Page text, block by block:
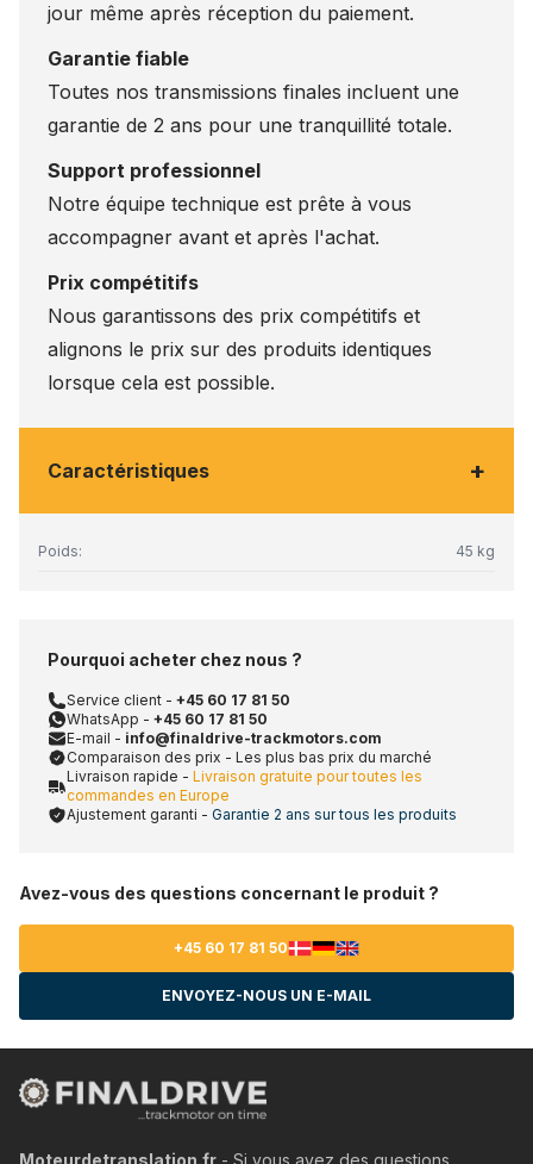
jour même après réception du paiement.
Garantie fiable
Toutes nos transmissions finales incluent une
garantie de 2 ans pour une tranquillité totale.
Support professionnel
Notre équipe technique est prête à vous
accompagner avant et après l'achat.
Prix compétitifs
Nous garantissons des prix compétitifs et
alignons le prix sur des produits identiques
lorsque cela est possible.
Caractéristiques +
Poids: 45 kg
Pourquoi acheter chez nous ?
Service client - +45 60 17 81 50
WhatsApp - +45 60 17 81 50
E-mail - info@finaldrive-trackmotors.com
Comparaison des prix - Les plus bas prix du marché
Livraison rapide - Livraison gratuite pour toutes les
commandes en Europe
Ajustement garanti - Garantie 2 ans sur tous les produits
Avez-vous des questions concernant le produit ?
+45 60 17 81 50
ENVOYEZ-NOUS UN E-MAIL